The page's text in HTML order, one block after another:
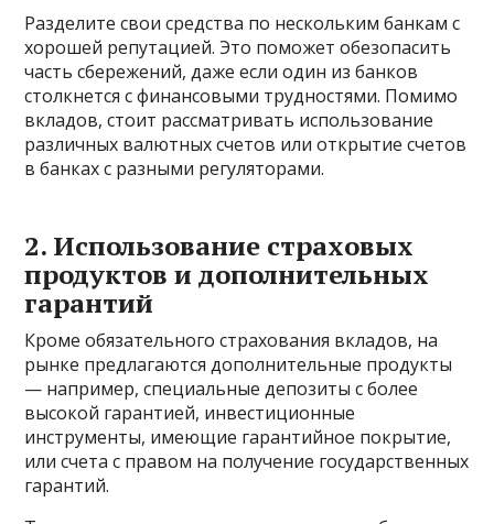
Разделите свои средства по нескольким банкам с
хорошей репутацией. Это поможет обезопасить
часть сбережений, даже если один из банков
столкнется с финансовыми трудностями. Помимо
вкладов, стоит рассматривать использование
различных валютных счетов или открытие счетов
в банках с разными регуляторами.
2. Использование страховых
продуктов и дополнительных
гарантий
Кроме обязательного страхования вкладов, на
рынке предлагаются дополнительные продукты
— например, специальные депозиты с более
высокой гарантией, инвестиционные
инструменты, имеющие гарантийное покрытие,
или счета с правом на получение государственных
гарантий.